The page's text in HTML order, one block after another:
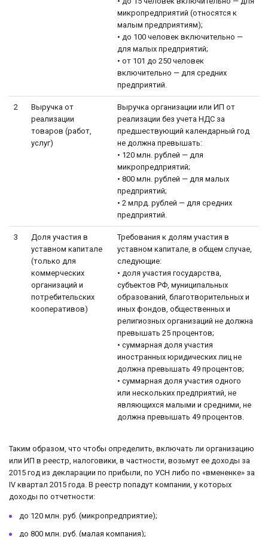
микропредприятий (относятся к
малым предприятиям);
• до 100 человек включительно —
для малых предприятий;
• от 101 до 250 человек
включительно — для средних
предприятий.
2
Выручка от
реализации
товаров (работ,
услуг)
Выручка организации или ИП от
реализации без учета НДС за
предшествующий календарный год
не должна превышать:
• 120 млн. рублей — для
микропредприятий;
• 800 млн. рублей — для малых
предприятий;
• 2 млрд. рублей — для средних
предприятий.
3
Доля участия в
уставном капитале
(только для
коммерческих
организаций и
потребительских
кооперативов)
Требования к долям участия в
уставном капитале, в общем случае,
следующие:
• доля участия государства,
субъектов РФ, муниципальных
образований, благотворительных и
иных фондов, общественных и
религиозных организаций не должна
превышать 25 процентов;
• суммарная доля участия
иностранных юридических лиц не
должна превышать 49 процентов;
• суммарная доля участия одного
или нескольких предприятий, не
являющихся малыми и средними, не
должна превышать 49 процентов.
Таким образом, что чтобы определить, включать ли организацию
или ИП в реестр, налоговики, в частности, возьмут ее доходы за
2015 год из декларации по прибыли, по УСН либо по «вмененке» за
IV квартал 2015 года. В реестр попадут компании, у которых
доходы по отчетности:
до 120 млн. руб. (микропредприятие);
до 800 млн. руб. (малая компания);